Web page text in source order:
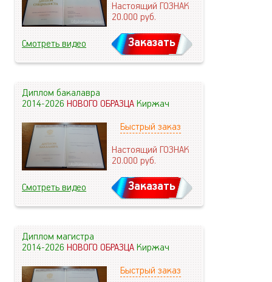
Настоящий ГОЗНАК
20.000руб.
Смотреть видео Заказать
Диплом бакалавра
2014-2026НОВОГО ОБРАЗЦАКиржач
Быстрый заказ
Настоящий ГОЗНАК
20.000руб.
Смотреть видео Заказать
Диплом магистра
2014-2026НОВОГО ОБРАЗЦАКиржач
Быстрый заказ